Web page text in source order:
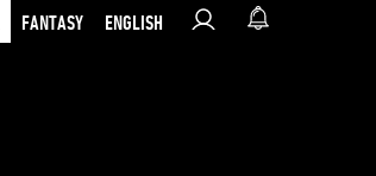
FANTASY ENGLISH